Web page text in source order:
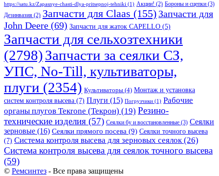
https://satu.kz/Zapasnye-chasti-dlya-pritsepnoj-tehniki (1) Акции! (2) Бороны и сцепки (3)
Дезинвазия (2) Запчасти для Claas (155) Запчасти для
John Deere (69) Запчасти для жаток CAPELLO (5)
Запчасти для сельхозтехники
(2798)Запчасти за сеялки СЗ,
УПС, No-Till, культиваторы,
плуги (2354) Культиваторы (4) Монтаж и установка
систем контроля высева (7) Плуги (15) Погрузчики (1) Рабочие
органы плугов Текrоne (Текрон) (19) Резино-
технические изделия (57) Сеялки бу и восстановленные (3) Сеялки
зерновые (16) Сеялки прямого посева (9) Сеялки точного высева
(7) Система контроля высева для зерновых сеялок(26)
Система контроля высева для сеялок точного высева
(59)
© Ремсинтез - Все права защищены